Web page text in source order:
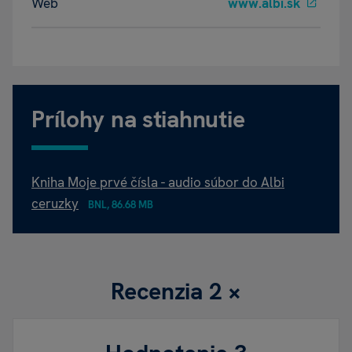
Prílohy na stiahnutie
Kniha Moje prvé čísla - audio súbor do Albi
ceruzky
BNL, 86.68 MB
Recenzia 2 ×